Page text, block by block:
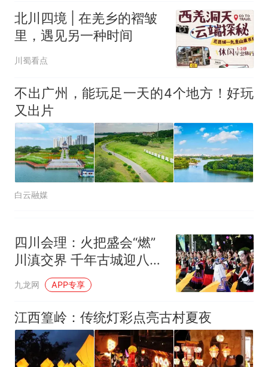
那个在床头放菜刀的女孩，
因老师一句“跟我回家”改写了
人生
北川四境 | 在羌乡的褶皱
里，遇见另一种时间
川蜀看点
不出广州，能玩足一天的4个地方！好玩
又出片
白云融媒
四川会理：火把盛会“燃”
川滇交界 千年古城迎八方
来客
九龙网 APP专享
江西篁岭：传统灯彩点亮古村夏夜